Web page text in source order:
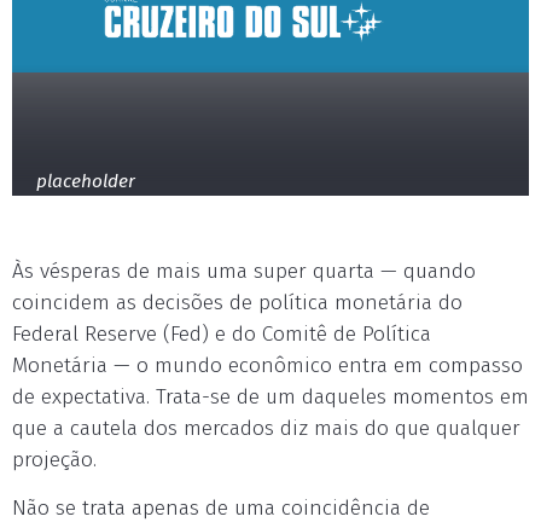
placeholder
Às vésperas de mais uma super quarta — quando
coincidem as decisões de política monetária do
Federal Reserve (Fed) e do Comitê de Política
Monetária — o mundo econômico entra em compasso
de expectativa. Trata-se de um daqueles momentos em
que a cautela dos mercados diz mais do que qualquer
projeção.
Não se trata apenas de uma coincidência de